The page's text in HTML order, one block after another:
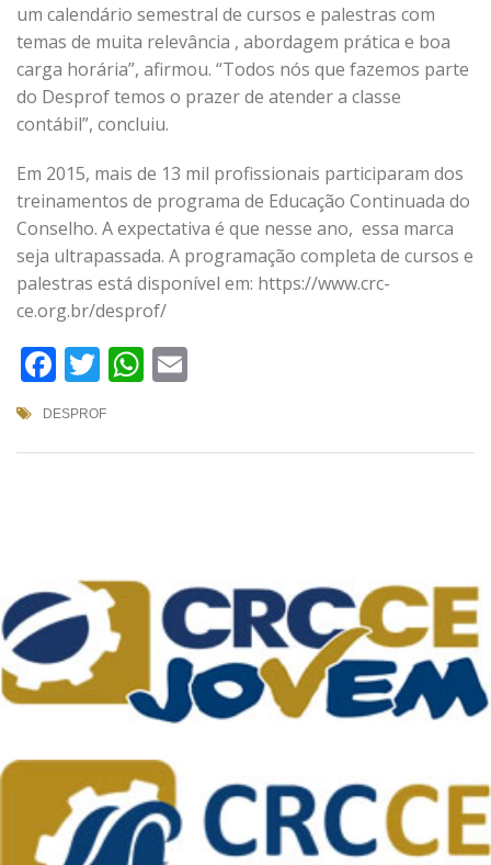
um calendário semestral de cursos e palestras com
temas de muita relevância , abordagem prática e boa
carga horária”, afirmou. “Todos nós que fazemos parte
do Desprof temos o prazer de atender a classe
contábil”, concluiu.
Em 2015, mais de 13 mil profissionais participaram dos
treinamentos de programa de Educação Continuada do
Conselho. A expectativa é que nesse ano, essa marca
seja ultrapassada. A programação completa de cursos e
palestras está disponível em: https://www.crc-
ce.org.br/desprof/
Facebook
TwitterWhatsApp
DESPROF